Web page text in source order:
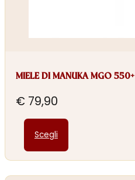
MIELE DI MANUKA MGO 550+
€ 79,90
Scegli
prodotto
ha